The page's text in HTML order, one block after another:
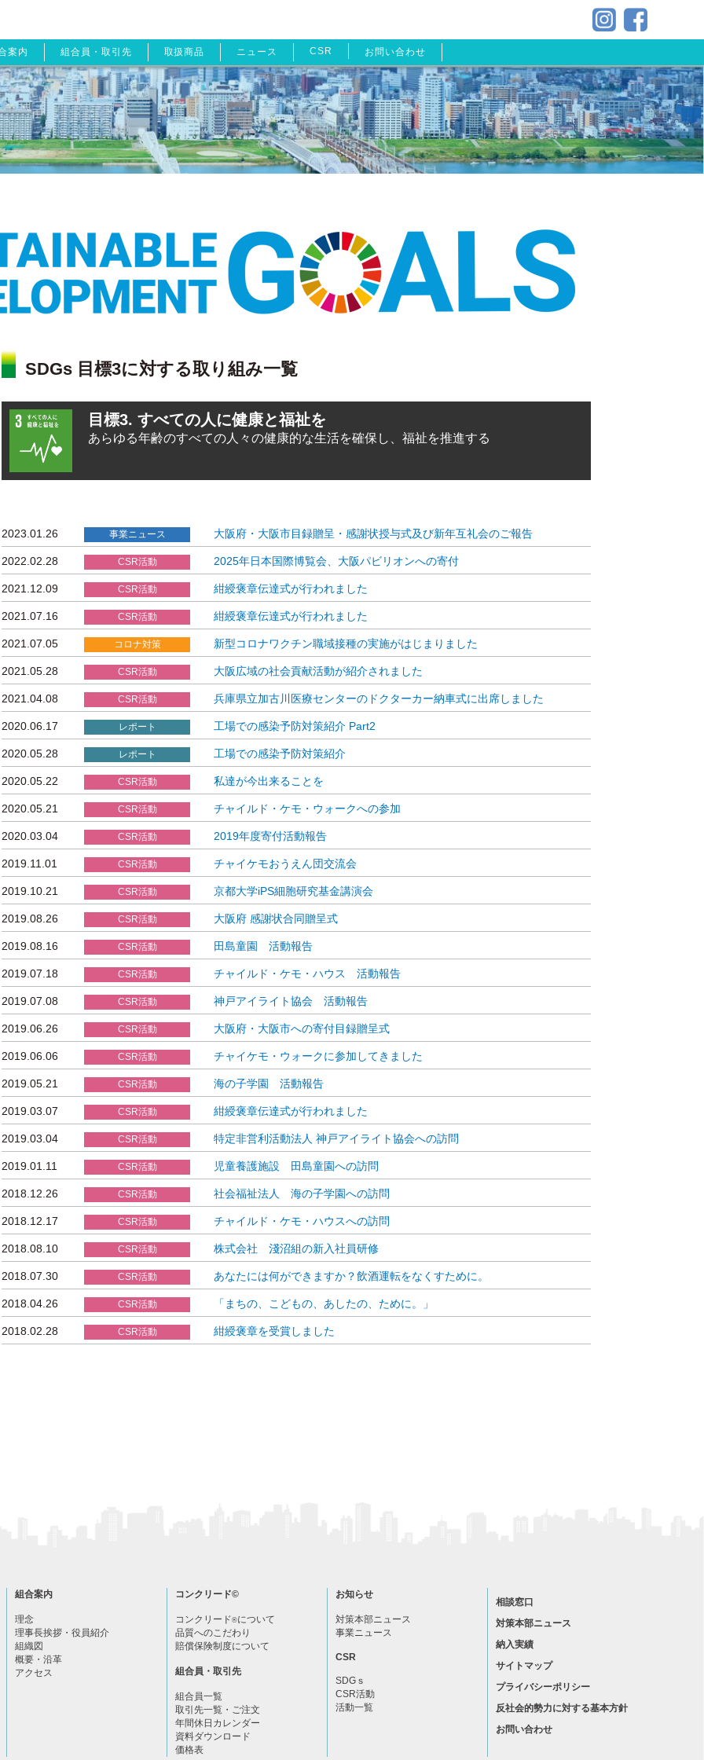
案内 組合員・取引先 取扱商品 ニュース CSR お問い合わせ
SDGs 目標3に対する取り組み一覧
目標3. すべての人に健康と福祉を
あらゆる年齢のすべての人々の健康的な生活を確保し、福祉を推進する
2023.01.26 事業ニュース 大阪府・大阪市目録贈呈・感謝状授与式及び新年互礼会のご報告
2022.02.28 CSR活動 2025年日本国際博覧会、大阪パビリオンへの寄付
2021.12.09 CSR活動 紺綬褒章伝達式が行われました
2021.07.16 CSR活動 紺綬褒章伝達式が行われました
2021.07.05 コロナ対策 新型コロナワクチン職域接種の実施がはじまりました
2021.05.28 CSR活動 大阪広域の社会貢献活動が紹介されました
2021.04.08 CSR活動 兵庫県立加古川医療センターのドクターカー納車式に出席しました
2020.06.17 レポート 工場での感染予防対策紹介 Part2
2020.05.28 レポート 工場での感染予防対策紹介
2020.05.22 CSR活動 私達が今出来ることを
2020.05.21 CSR活動 チャイルド・ケモ・ウォークへの参加
2020.03.04 CSR活動 2019年度寄付活動報告
2019.11.01 CSR活動 チャイケモおうえん団交流会
2019.10.21 CSR活動 京都大学iPS細胞研究基金講演会
2019.08.26 CSR活動 大阪府 感謝状合同贈呈式
2019.08.16 CSR活動 田島童園 活動報告
2019.07.18 CSR活動 チャイルド・ケモ・ハウス 活動報告
2019.07.08 CSR活動 神戸アイライト協会 活動報告
2019.06.26 CSR活動 大阪府・大阪市への寄付目録贈呈式
2019.06.06 CSR活動 チャイケモ・ウォークに参加してきました
2019.05.21 CSR活動 海の子学園 活動報告
2019.03.07 CSR活動 紺綬褒章伝達式が行われました
2019.03.04 CSR活動 特定非営利活動法人 神戸アイライト協会への訪問
2019.01.11 CSR活動 児童養護施設 田島童園への訪問
2018.12.26 CSR活動 社会福祉法人 海の子学園への訪問
2018.12.17 CSR活動 チャイルド・ケモ・ハウスへの訪問
2018.08.10 CSR活動 株式会社 淺沼組の新入社員研修
2018.07.30 CSR活動 あなたには何ができますか？飲酒運転をなくすために。
2018.04.26 CSR活動 「まちの、こどもの、あしたの、ために。」
2018.02.28 CSR活動 紺綬褒章を受賞しました
組合案内
理念
理事長挨拶・役員紹介
組織図
概要・沿革
アクセス
コンクリード©
コンクリード®について
品質へのこだわり
賠償保険制度について
組合員・取引先
組合員一覧
取引先一覧・ご注文
年間休日カレンダー
資料ダウンロード
価格表
お知らせ
対策本部ニュース
事業ニュース
CSR
SDGｓ
CSR活動
活動一覧
相談窓口
対策本部ニュース
納入実績
サイトマップ
プライバシーポリシー
反社会的勢力に対する基本方針
お問い合わせ